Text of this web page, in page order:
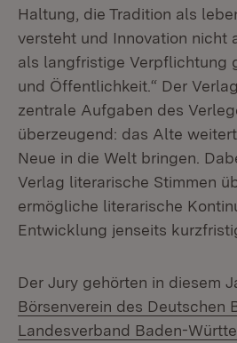
Haltung, die Tradition als
versteht und Innovation nicht
als langfristige Verpflichtung
und Öffentlichkeit.“ Der
zentrale Aufgaben des
überzeugend: das Alte
Neue in die Welt bringen.
Verlag literarische Stimmen
ermögliche literarische
Entwicklung jenseits
Der Jury gehörten in diesem
Börsenverein des Deutschen
Landesverband Baden-